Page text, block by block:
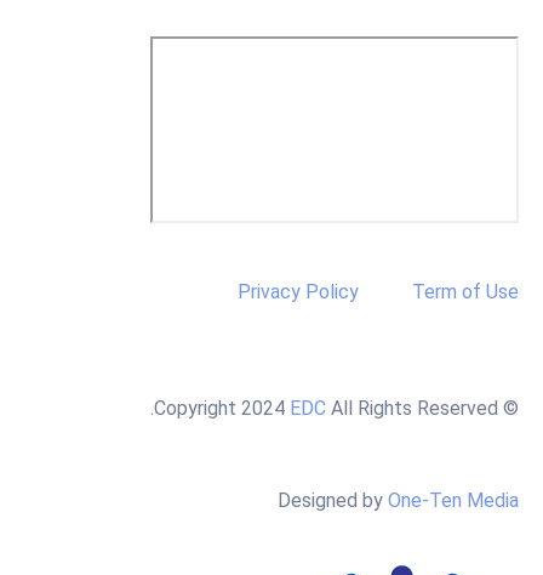
Privacy Policy Term of Use
© Copyright 2024
EDC All Rights Reserved.
Designed byOne-Ten Media